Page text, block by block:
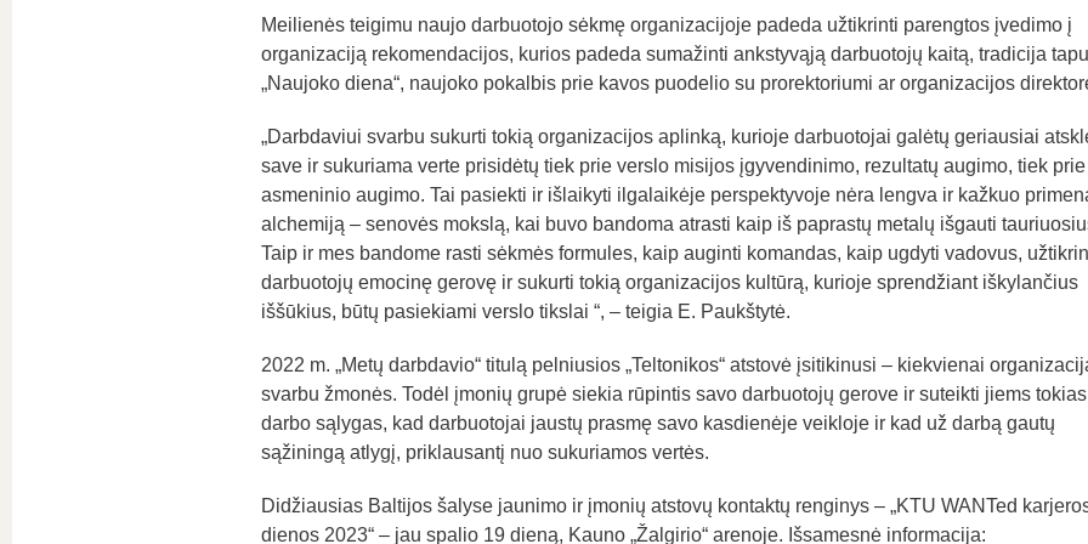
Meilienės teigimu naujo darbuotojo sėkmę organizacijoje padeda užtikrinti parengtos įvedimo į
organizaciją rekomendacijos, kurios padeda sumažinti ankstyvąją darbuotojų kaitą, tradicija
„Naujoko diena“, naujoko pokalbis prie kavos puodelio su prorektoriumi ar organizacijos
„Darbdaviui svarbu sukurti tokią organizacijos aplinką, kurioje darbuotojai galėtų geriausiai
save ir sukuriama verte prisidėtų tiek prie verslo misijos įgyvendinimo, rezultatų augimo, tiek
asmeninio augimo. Tai pasiekti ir išlaikyti ilgalaikėje perspektyvoje nėra lengva ir kažkuo
alchemiją – senovės mokslą, kai buvo bandoma atrasti kaip iš paprastų metalų išgauti
Taip ir mes bandome rasti sėkmės formules, kaip auginti komandas, kaip ugdyti vadovus,
darbuotojų emocinę gerovę ir sukurti tokią organizacijos kultūrą, kurioje sprendžiant iškylančius
iššūkius, būtų pasiekiami verslo tikslai “, – teigia E. Paukštytė.
2022 m. „Metų darbdavio“ titulą pelniusios „Teltonikos“ atstovė įsitikinusi – kiekvienai
svarbu žmonės. Todėl įmonių grupė siekia rūpintis savo darbuotojų gerove ir suteikti jiems tokias
darbo sąlygas, kad darbuotojai jaustų prasmę savo kasdienėje veikloje ir kad už darbą gautų
sąžiningą atlygį, priklausantį nuo sukuriamos vertės.
Didžiausias Baltijos šalyse jaunimo ir įmonių atstovų kontaktų renginys – „KTU WANTed
dienos 2023“ – jau spalio 19 dieną, Kauno „Žalgirio“ arenoje. Išsamesnė informacija: